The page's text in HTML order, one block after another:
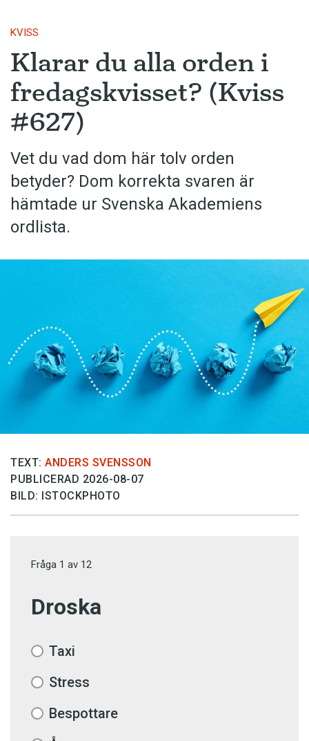
KVISS
Klarar du alla orden i
fredagskvisset? (Kviss
#627)
Vet du vad dom här tolv orden
betyder? Dom korrekta svaren är
hämtade ur Svenska Akademiens
ordlista.
TEXT: ANDERS SVENSSON
PUBLICERAD 2026-08-07
BILD: ISTOCKPHOTO
Fråga 1 av 12
Droska
Taxi
Stress
Bespottare